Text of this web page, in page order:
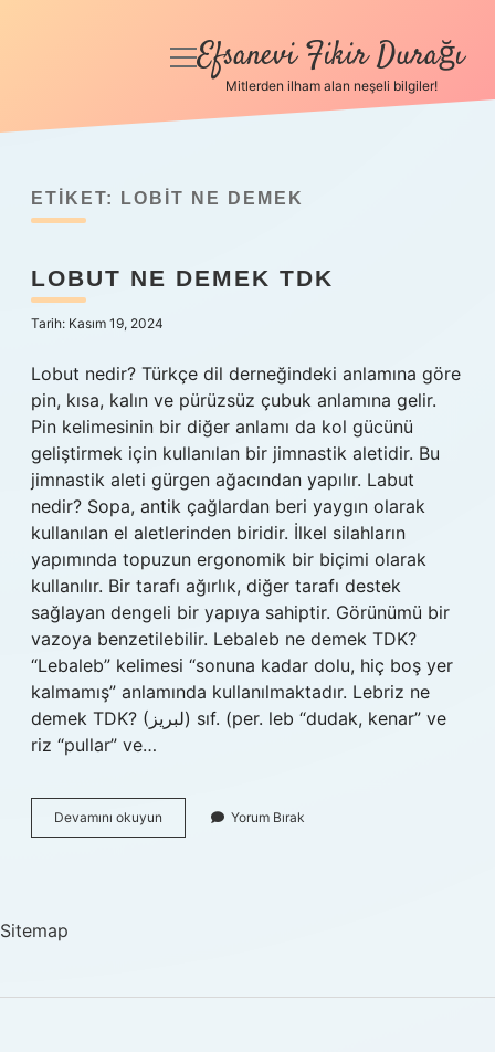
Anasayfa
Yasal Uyarı
Hakkımızda
menüyü
Efsanevi Fikir Durağı
Mitlerden ilham alan neşeli bilgiler!
ETIKET: LOBIT NE DEMEK
LOBUT NE DEMEK TDK
Tarih: Kasım 19, 2024
Lobut nedir? Türkçe dil derneğindeki anlamına göre
pin, kısa, kalın ve pürüzsüz çubuk anlamına gelir.
Pin kelimesinin bir diğer anlamı da kol gücünü
geliştirmek için kullanılan bir jimnastik aletidir. Bu
jimnastik aleti gürgen ağacından yapılır. Labut
nedir? Sopa, antik çağlardan beri yaygın olarak
kullanılan el aletlerinden biridir. İlkel silahların
yapımında topuzun ergonomik bir biçimi olarak
kullanılır. Bir tarafı ağırlık, diğer tarafı destek
sağlayan dengeli bir yapıya sahiptir. Görünümü bir
vazoya benzetilebilir. Lebaleb ne demek TDK?
“Lebaleb” kelimesi “sonuna kadar dolu, hiç boş yer
kalmamış” anlamında kullanılmaktadır. Lebriz ne
demek TDK? (ﻟﺒﺮﻳﺰ) sıf. (per. leb “dudak, kenar” ve
riz “pullar” ve…
Devamını okuyun
Ne
Yorum Bırak
Sitemap